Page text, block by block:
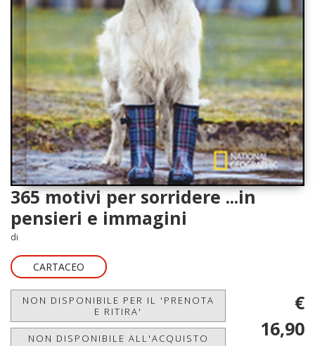
365 motivi per sorridere ...in
pensieri e immagini
di
CARTACEO
NON DISPONIBILE PER IL 'PRENOTA
E RITIRA'
NON DISPONIBILE ALL'ACQUISTO
€
16,90